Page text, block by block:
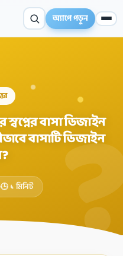
অ্যাপে পড়ুন
বাসা ডিজাইন
বাসাটি ডিজাইন
🕒 ১ মিনিট